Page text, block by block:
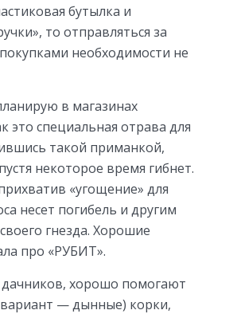
бутылка и
то отправляться за
необходимости не
в магазинах
это специальная отрава для
такой приманкой,
некоторое время гибнет.
«угощение» для
несет погибель и другим
гнезда. Хорошие
про «РУБИТ».
хорошо помогают
— дынные) корки,